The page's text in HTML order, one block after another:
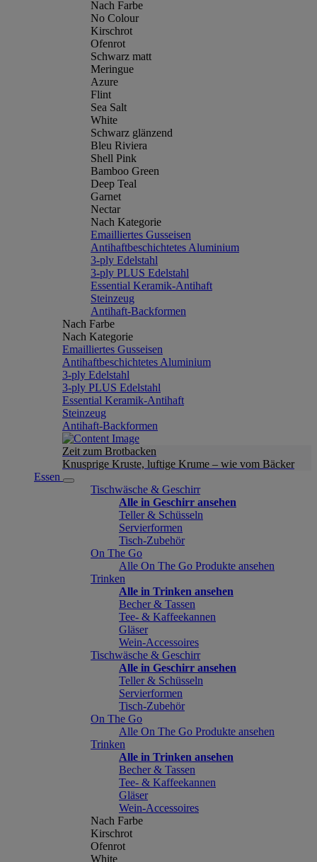
Nach Farbe
No Colour
Kirschrot
Ofenrot
Schwarz matt
Meringue
Azure
Flint
Sea Salt
White
Schwarz glänzend
Bleu Riviera
Shell Pink
Bamboo Green
Deep Teal
Garnet
Nectar
Nach Kategorie
Emailliertes Gusseisen
Antihaftbeschichtetes Aluminium
3-ply Edelstahl
3-ply PLUS Edelstahl
Essential Keramik-Antihaft
Steinzeug
Antihaft-Backformen
Nach Farbe
Nach Kategorie
Emailliertes Gusseisen
Antihaftbeschichtetes Aluminium
3-ply Edelstahl
3-ply PLUS Edelstahl
Essential Keramik-Antihaft
Steinzeug
Antihaft-Backformen
Zeit zum Brotbacken
Knusprige Kruste, luftige Krume – wie vom Bäcker
Essen
Tischwäsche & Geschirr
Alle in Geschirr ansehen
Teller & Schüsseln
Servierformen
Tisch-Zubehör
On The Go
Alle On The Go Produkte ansehen
Trinken
Alle in Trinken ansehen
Becher & Tassen
Tee- & Kaffeekannen
Gläser
Wein-Accessoires
Tischwäsche & Geschirr
Alle in Geschirr ansehen
Teller & Schüsseln
Servierformen
Tisch-Zubehör
On The Go
Alle On The Go Produkte ansehen
Trinken
Alle in Trinken ansehen
Becher & Tassen
Tee- & Kaffeekannen
Gläser
Wein-Accessoires
Nach Farbe
Kirschrot
Ofenrot
White